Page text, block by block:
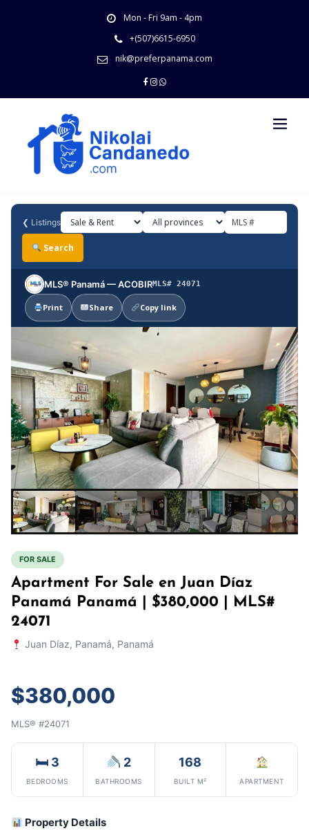
Mon - Fri 9am - 4pm
+(507)6615-6950
nik@preferpanama.com
❮ Listings
Search
MLS® Panamá — ACOBIRMLS# 24071
Print Share Copy link
FOR SALE
Apartment For Sale en Juan Díaz
Panamá Panamá | $380,000 | MLS#
24071
Juan Díaz, Panamá, Panamá
$380,000
MLS® #24071
🛏 3
BEDROOMS
2
BATHROOMS
168
BUILT M² APARTMENT
Property Details